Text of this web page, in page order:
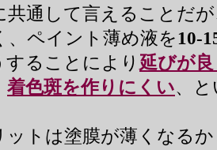
共通して言えることだ
、ペイント薄め液を10-
ることにより 延びが
着色斑を作りにくい、
ットは塗膜が薄くなる